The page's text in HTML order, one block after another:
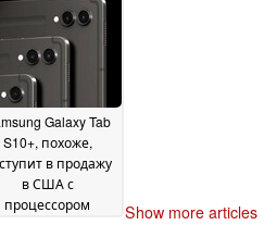
Galaxy Tab
S10+, похоже,
в продажу
в США с
процессором
Show more articles